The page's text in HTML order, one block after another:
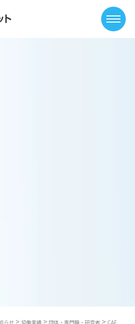
らせ> 協働実績> 団体・専門職・研究者> CAF